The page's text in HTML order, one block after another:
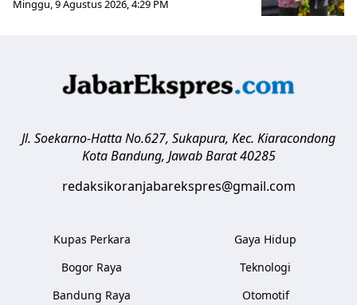
Minggu, 9 Agustus 2026, 4:29 PM
Jl. Soekarno-Hatta No.627, Sukapura, Kec. Kiaracondong
Kota Bandung, Jawab Barat 40285
redaksikoranjabarekspres@gmail.com
Kupas Perkara
Bogor Raya
Bandung Raya
Gaya Hidup
Teknologi
Otomotif